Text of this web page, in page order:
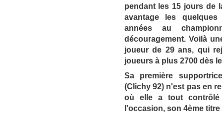
pendant les 15 jours de
avantage les
années au
découragement. Voilà
joueur de 29 ans, qui
joueurs à plus 2700 dès
Sa première
(Clichy 92) n'est pas en
où elle a tout
l'occasion, son 4ème